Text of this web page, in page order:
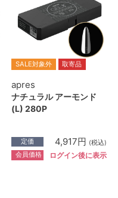
SALE対象外 取寄品
apres
ナチュラル アーモンド
(L) 280P
定価 4,917円 (税込)
会員価格 ログイン後に表示